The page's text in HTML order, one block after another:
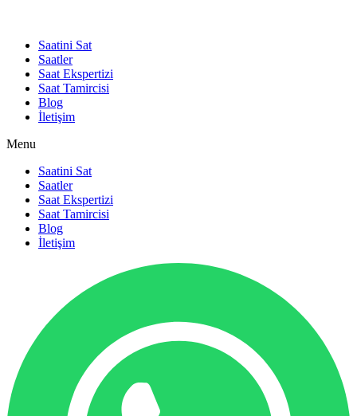
Saatini Sat
Saatler
Saat Ekspertizi
Saat Tamircisi
Blog
İletişim
Menu
Saatini Sat
Saatler
Saat Ekspertizi
Saat Tamircisi
Blog
İletişim